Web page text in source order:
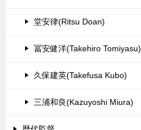
堂安律(Ritsu Doan)
冨安健洋(Takehiro Tomiyasu)
久保建英(Takefusa Kubo)
三浦和良(Kazuyoshi Miura)